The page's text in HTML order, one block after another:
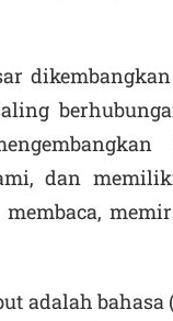
dan
adalah bahasa